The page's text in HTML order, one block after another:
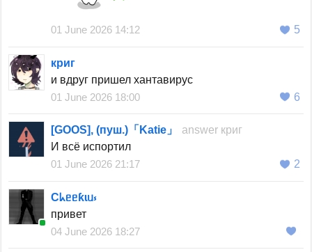
01 June 2026 14:12 5
криг
и вдруг пришел хантавирус
01 June 2026 18:00
6
[GOOS], (пуш.)「Katie」 answer криг
И всё испортил
01 June 2026 21:17
2
Cᖾᥱᥱƙɩᥙ⳽
привет
04 June 2026 18:27